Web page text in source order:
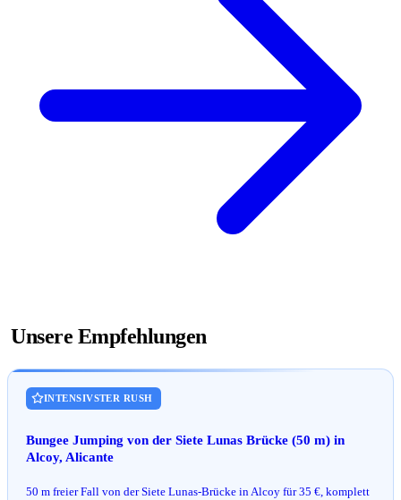
Unsere Empfehlungen
INTENSIVSTER RUSH
Bungee Jumping von der Siete Lunas Brücke (50 m) in
Alcoy, Alicante
50 m freier Fall von der Siete Lunas-Brücke in Alcoy für 35 €, komplett